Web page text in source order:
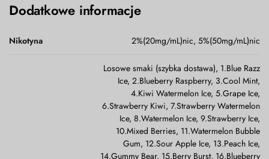
Dodatkowe informacje
Nikotyna 2%(20mg/mL)nic, 5%(50mg/mL)nic
Losowe smaki (szybka dostawa), 1.Blue Razz
Ice, 2.Blueberry Raspberry, 3.Cool Mint,
4.Kiwi Watermelon Ice, 5.Grape Ice,
6.Strawberry Kiwi, 7.Strawberry Watermelon
Ice, 8.Watermelon Ice, 9.Strawberry Ice,
10.Mixed Berries, 11.Watermelon Bubble
Gum, 12.Sour Apple Ice, 13.Peach Ice,
14.Gummy Bear, 15.Berry Burst, 16.Blueberry